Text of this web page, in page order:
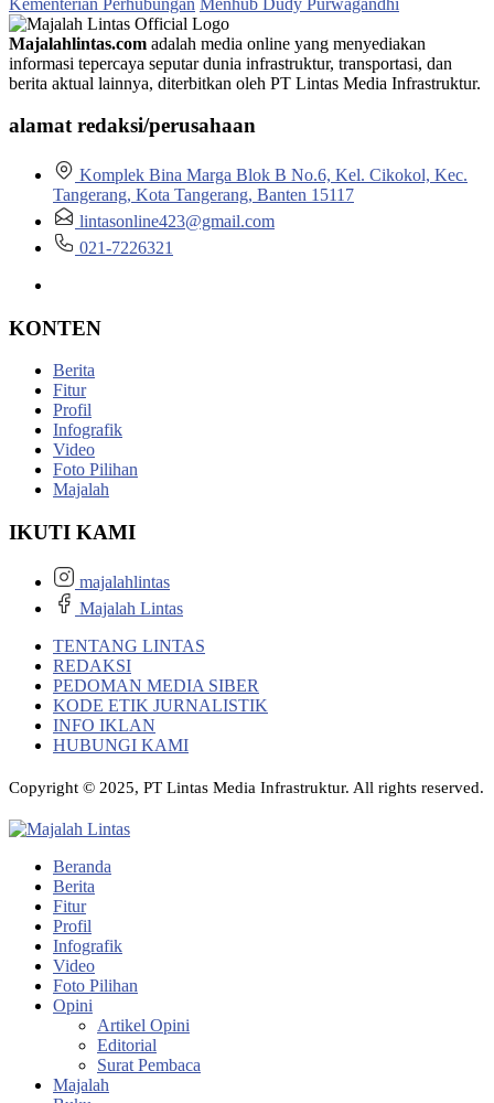
Majalahlintas.com adalah media online yang menyediakan
informasi tepercaya seputar dunia infrastruktur, transportasi, dan
berita aktual lainnya, diterbitkan oleh PT Lintas Media Infrastruktur.
alamat redaksi/perusahaan
Komplek Bina Marga Blok B No.6, Kel. Cikokol, Kec.
Tangerang, Kota Tangerang, Banten 15117
lintasonline423@gmail.com
021-7226321
KONTEN
Berita
Fitur
Profil
Infografik
Video
Foto Pilihan
Majalah
IKUTI KAMI
majalahlintas
Majalah Lintas
TENTANG LINTAS
REDAKSI
PEDOMAN MEDIA SIBER
KODE ETIK JURNALISTIK
INFO IKLAN
HUBUNGI KAMI
Copyright © 2025, PT Lintas Media Infrastruktur. All rights reserved.
Beranda
Berita
Fitur
Profil
Infografik
Video
Foto Pilihan
Opini
Artikel Opini
Editorial
Surat Pembaca
Majalah